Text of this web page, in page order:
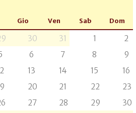
Gio Ven Sab Dom
30 31 1
2
6 7 8
9
13 14 15
16
20 21 22
23
27 28 29
30